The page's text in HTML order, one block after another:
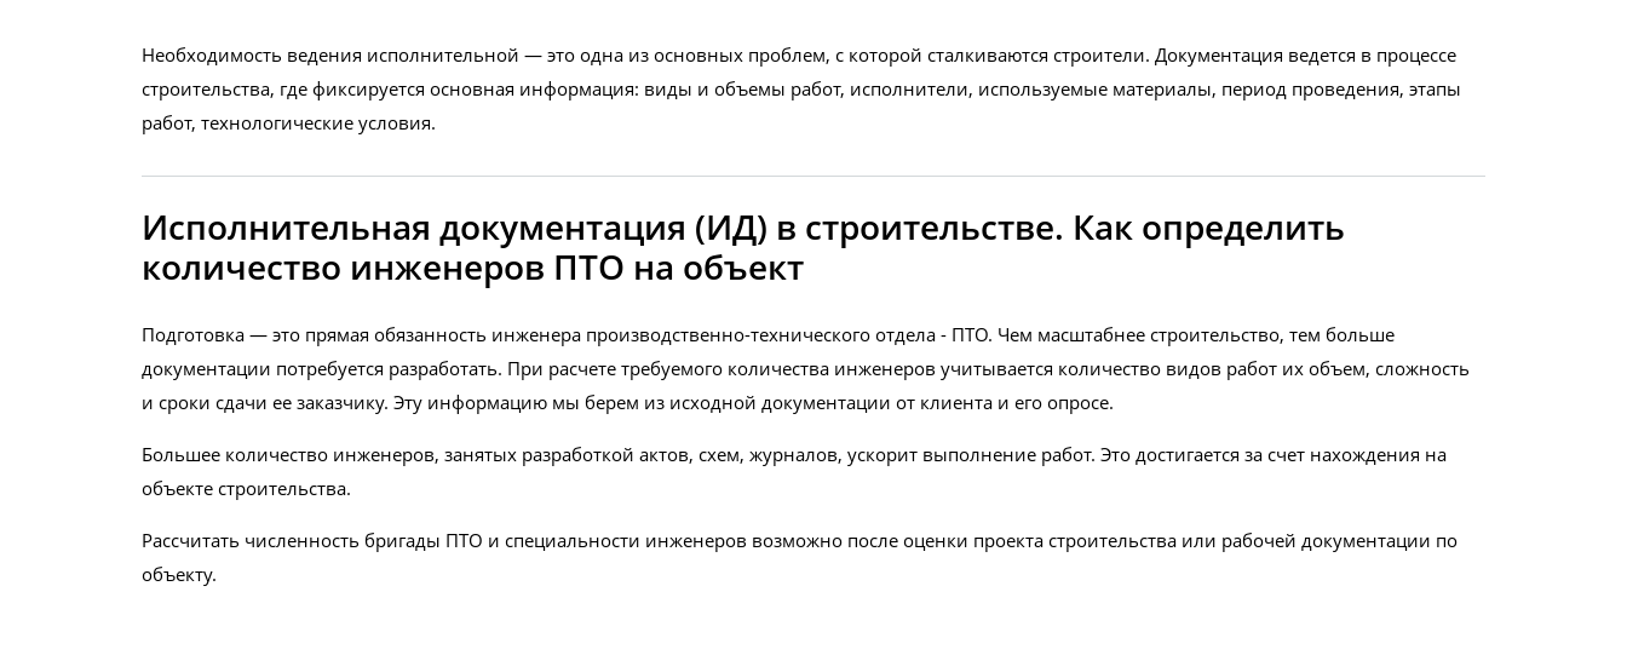
Необходимость ведения исполнительной — это одна из основных проблем, с которой сталкиваются строители. Документация ведется в процессе
строительства, где фиксируется основная информация: виды и объемы работ, исполнители, используемые материалы, период проведения, этапы
работ, технологические условия.
Исполнительная документация (ИД) в строительстве. Как определить
количество инженеров ПТО на объект
Подготовка — это прямая обязанность инженера производственно-технического отдела - ПТО. Чем масштабнее строительство, тем больше
документации потребуется разработать. При расчете требуемого количества инженеров учитывается количество видов работ их объем, сложность
и сроки сдачи ее заказчику. Эту информацию мы берем из исходной документации от клиента и его опросе.
Большее количество инженеров, занятых разработкой актов, схем, журналов, ускорит выполнение работ. Это достигается за счет нахождения на
объекте строительства.
Рассчитать численность бригады ПТО и специальности инженеров возможно после оценки проекта строительства или рабочей документации по
объекту.